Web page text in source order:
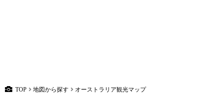
TOP 地図から探す オーストラリア観光マップ